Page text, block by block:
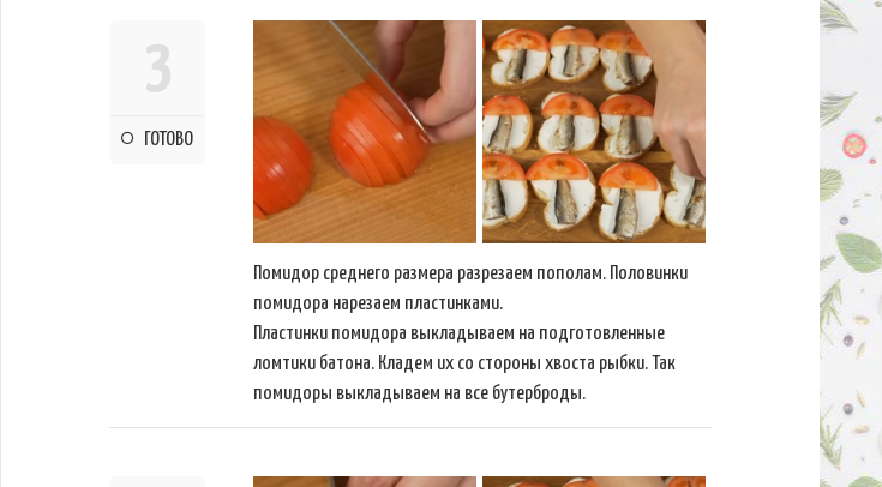
3
ГОТОВО
Помидор среднего размера разрезаем пополам. Половинки
помидора нарезаем пластинками.
Пластинки помидора выкладываем на подготовленные
ломтики батона. Кладем их со стороны хвоста рыбки. Так
помидоры выкладываем на все бутерброды.